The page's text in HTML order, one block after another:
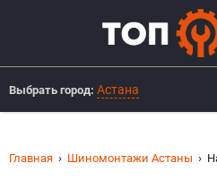
Выбрать город: Астана
Главная Шиномонтажи Астаны